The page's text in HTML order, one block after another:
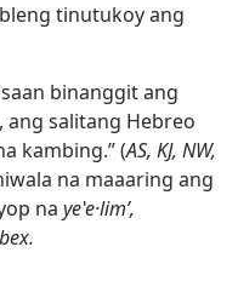
tinutukoy ang
binanggit ang
ang salitang Hebreo
kambing.” (AS, KJ, NW,
na maaaring ang
na yeʽe·limʹ,